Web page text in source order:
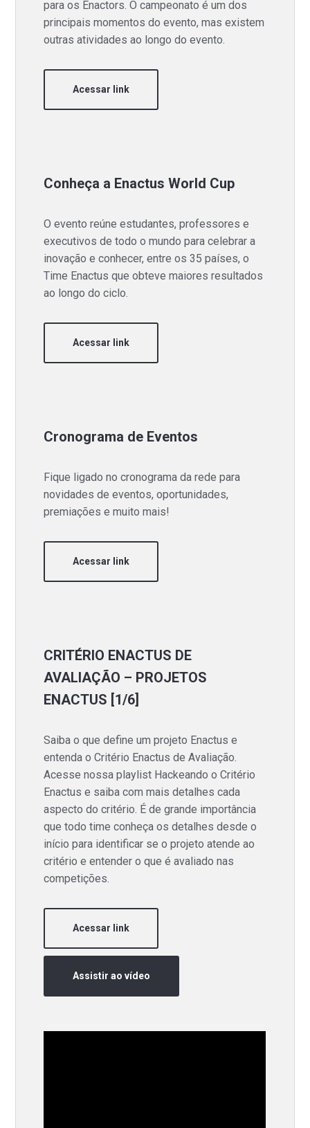
para os Enactors. O campeonato é um dos
principais momentos do evento, mas existem
outras atividades ao longo do evento.
Acessar link
Conheça a Enactus World Cup
O evento reúne estudantes, professores e
executivos de todo o mundo para celebrar a
inovação e conhecer, entre os 35 países, o
Time Enactus que obteve maiores resultados
ao longo do ciclo.
Acessar link
Cronograma de Eventos
Fique ligado no cronograma da rede para
novidades de eventos, oportunidades,
premiações e muito mais!
Acessar link
CRITÉRIO ENACTUS DE
AVALIAÇÃO – PROJETOS
ENACTUS [1/6]
Saiba o que define um projeto Enactus e
entenda o Critério Enactus de Avaliação.
Acesse nossa playlist Hackeando o Critério
Enactus e saiba com mais detalhes cada
aspecto do critério. É de grande importância
que todo time conheça os detalhes desde o
início para identificar se o projeto atende ao
critério e entender o que é avaliado nas
competições.
Acessar link
Assistir ao vídeo